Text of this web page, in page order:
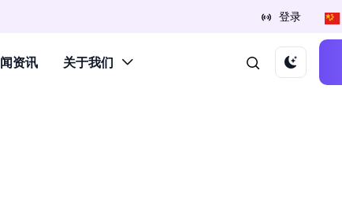
登录
资讯 关于我们